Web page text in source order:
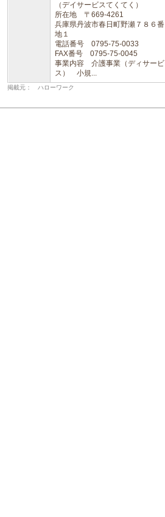
（デイサービスてくてく）
所在地 〒669-4261
兵庫県丹波市春日町野瀬７８６番
地１
電話番号 0795-75-0033
FAX番号 0795-75-0045
事業内容 介護事業（ディサービ
ス） 小規...
掲載元： ハローワーク